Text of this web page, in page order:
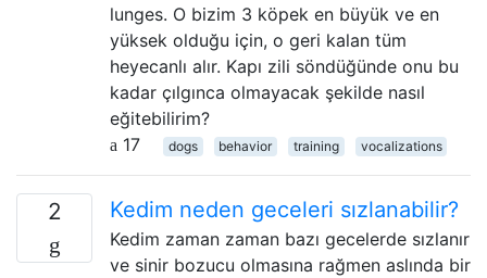
lunges. O bizim 3 köpek en büyük ve en
yüksek olduğu için, o geri kalan tüm
heyecanlı alır. Kapı zili söndüğünde onu bu
kadar çılgınca olmayacak şekilde nasıl
eğitebilirim?
17
dogs behavior training vocalizations
2 Kedim neden geceleri sızlanabilir?
Kedim zaman zaman bazı gecelerde sızlanır
ve sinir bozucu olmasına rağmen aslında bir